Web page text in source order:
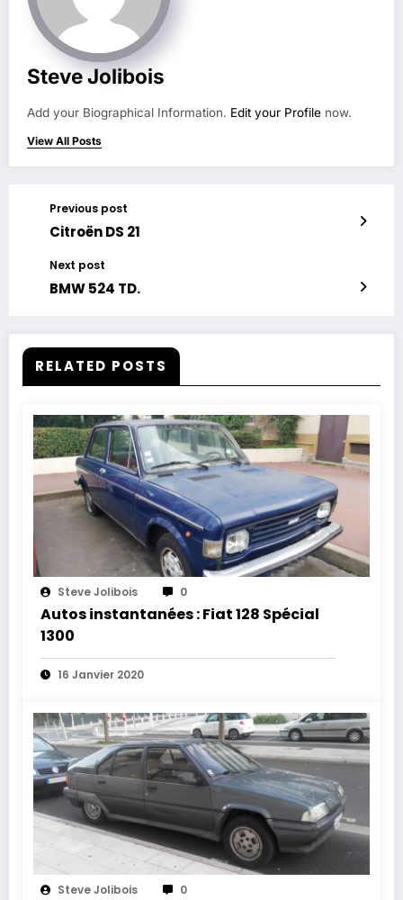
Steve Jolibois
Add your Biographical Information. Edit your Profile now.
View All Posts
Previous post
Citroën DS 21
Next post
BMW 524 TD.
RELATED POSTS
Steve Jolibois 0
Autos instantanées : Fiat 128 Spécial
1300
16 Janvier 2020
Steve Jolibois 0